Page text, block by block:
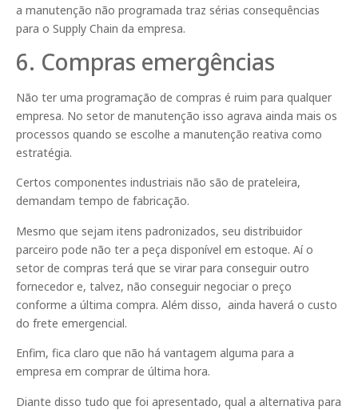
a manutenção não programada traz sérias consequências
para o Supply Chain da empresa.
6. Compras emergências
Não ter uma programação de compras é ruim para qualquer
empresa. No setor de manutenção isso agrava ainda mais os
processos quando se escolhe a manutenção reativa como
estratégia.
Certos componentes industriais não são de prateleira,
demandam tempo de fabricação.
Mesmo que sejam itens padronizados, seu distribuidor
parceiro pode não ter a peça disponível em estoque. Aí o
setor de compras terá que se virar para conseguir outro
fornecedor e, talvez, não conseguir negociar o preço
conforme a última compra. Além disso, ainda haverá o custo
do frete emergencial.
Enfim, fica claro que não há vantagem alguma para a
empresa em comprar de última hora.
Diante disso tudo que foi apresentado, qual a alternativa para